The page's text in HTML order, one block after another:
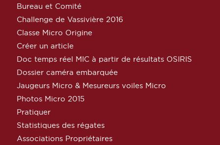
Bureau et Comité
Challenge de Vassivière 2016
Classe Micro Origine
Créer un article
Doc temps réel MIC à partir de résultats OSIRIS
Dossier caméra embarquée
Jaugeurs Micro & Mesureurs voiles Micro
Photos Micro 2015
Pratiquer
Statistiques des régates
Associations Propriétaires